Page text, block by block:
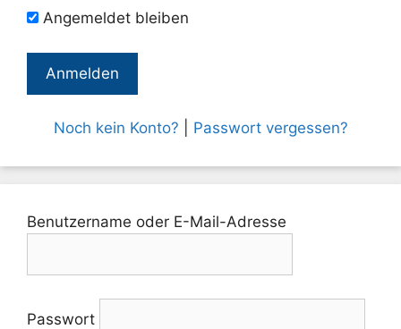
Angemeldet bleiben
Noch kein Konto? Passwort vergessen?
Benutzername oder E-Mail-Adresse
Passwort